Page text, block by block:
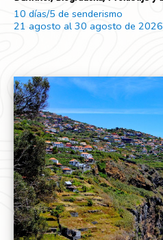
10 días/5 de senderismo
21 agosto al 30 agosto de 2026